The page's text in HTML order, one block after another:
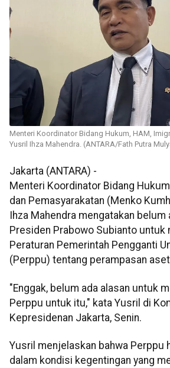
Menteri Koordinator Bidang Hukum, HAM,
Yusril Ihza Mahendra. (ANTARA/Fath Putra
Jakarta (ANTARA) -
Menteri Koordinator Bidang
dan Pemasyarakatan (Menko
Ihza Mahendra mengatakan
Presiden Prabowo Subianto untuk
Peraturan Pemerintah Pengganti
(Perppu) tentang perampasan
"Enggak, belum ada alasan untuk
Perppu untuk itu," kata Yusril di
Kepresidenan Jakarta, Senin.
Yusril menjelaskan bahwa Perppu
dalam kondisi kegentingan yang